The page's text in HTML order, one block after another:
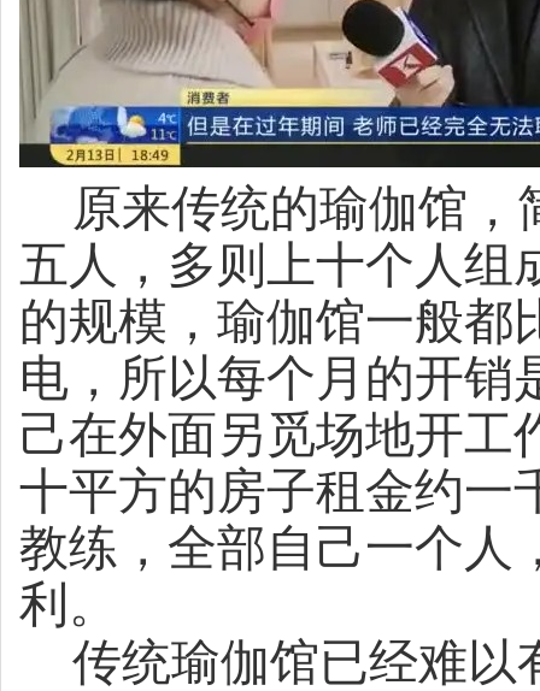
原来传统的瑜伽馆
五人，多则上十个人组
的规模，瑜伽馆一般都
电，所以每个月的开销
己在外面另觅场地开工
十平方的房子租金约一
教练，全部自己一个人
利。
传统瑜伽馆已经难以